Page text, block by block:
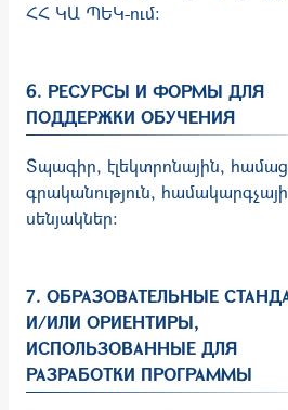
ՀՀ ԿԱ ՊԵԿ-ում:
6. РЕСУРСЫ И ФОРМЫ ДЛЯ
ПОДДЕРЖКИ ОБУЧЕНИЯ
Տպագիր, էլեկտրոնային,
գրականություն,
սենյակներ։
7. ОБРАЗОВАТЕЛЬНЫЕ
И/ИЛИ ОРИЕНТИРЫ,
ИСПОЛЬЗОВАННЫЕ ДЛЯ
РАЗРАБОТКИ ПРОГРАММЫ